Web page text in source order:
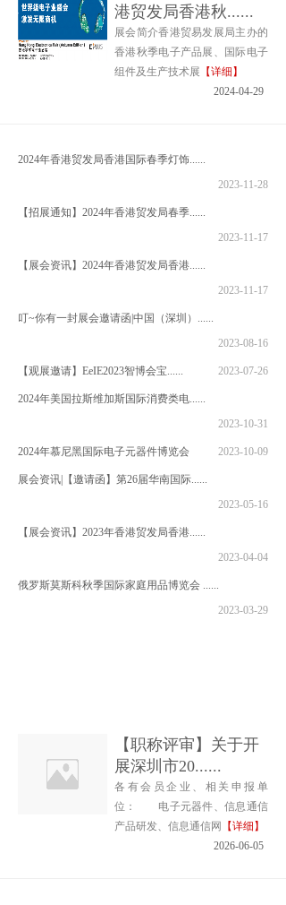
【职称评审】关于开
展深圳市20......
各有会员企业、相关申报单
位： 电子元器件、信息通信
产品研发、信息通信网
【详细】
2026-06-05
港贸发局香港秋......
展会简介香港贸易发展局主办的
香港秋季电子产品展、国际电子
组件及生产技术展 【详细】
2024-04-29
2024年香港贸发局香港国际春季灯饰......
2023-11-28
【招展通知】2024年香港贸发局春季......
2023-11-17
【展会资讯】2024年香港贸发局香港......
2023-11-17
叮~你有一封展会邀请函|中国（深圳）......
2023-08-16
【观展邀请】EeIE2023智博会宝...... 2023-07-26
2024年美国拉斯维加斯国际消费类电......
2023-10-31
2024年慕尼黑国际电子元器件博览会 2023-10-09
展会资讯|【邀请函】第26届华南国际......
2023-05-16
【展会资讯】2023年香港贸发局香港......
2023-04-04
俄罗斯莫斯科秋季国际家庭用品博览会 ......
2023-03-29